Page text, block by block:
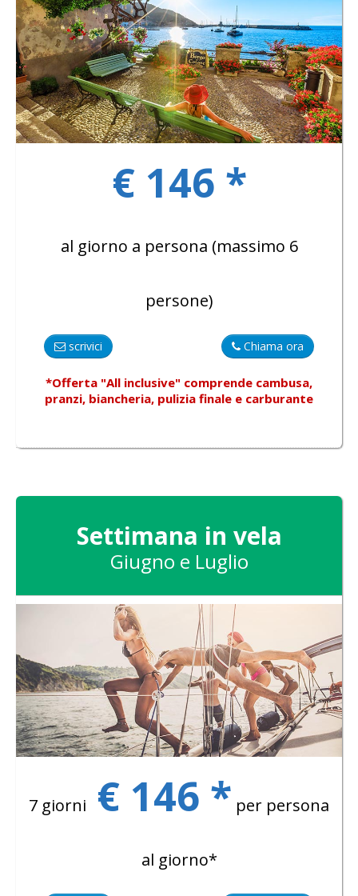
€ 146 *
al giorno a persona (massimo 6
persone)
Chiama ora
scrivici
*Offerta "All inclusive" comprende cambusa,
pranzi, biancheria, pulizia finale e carburante
Settimana in vela
Giugno e Luglio
7 giorni € 146 * per persona
al giorno*